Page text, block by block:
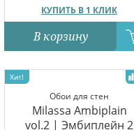
КУПИТЬ В 1 КЛИК
В корзину
Обои для стен
Milassa Ambiplain
vol.2 | Эмбиплейн 2